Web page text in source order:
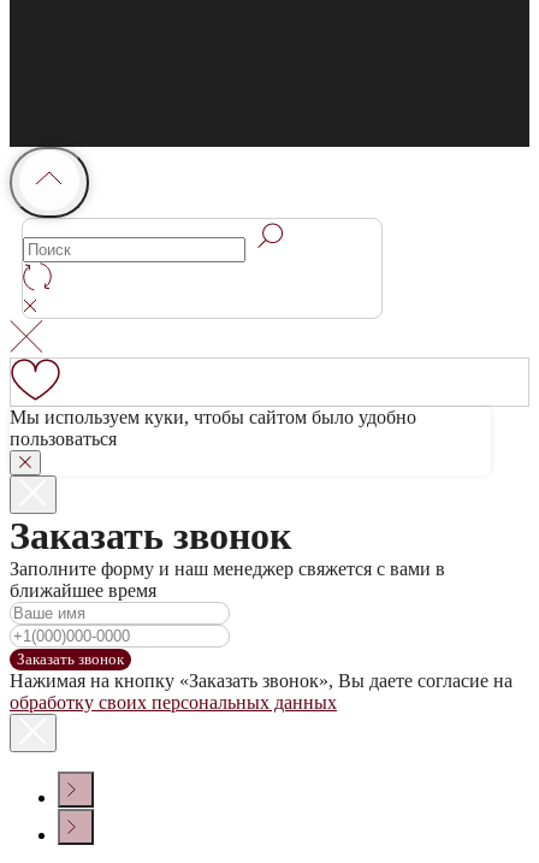
Мы используем куки, чтобы сайтом было удобно
пользоваться
Заказать звонок
Заполните форму и наш менеджер свяжется с вами в
ближайшее время
Заказать звонок
Нажимая на кнопку «Заказать звонок», Вы даете согласие на
обработку своих персональных данных